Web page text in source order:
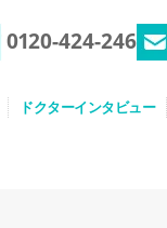
0120-424-246
ドクターインタビュー